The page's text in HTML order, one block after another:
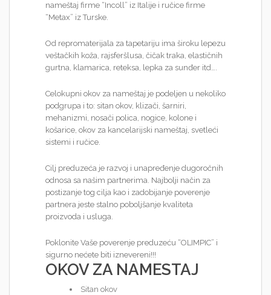
nameštaj firme “Incoll” iz Italije i ručice firme
“Metax” iz Turske.
Od repromaterijala za tapetariju ima široku lepezu
veštačkih koža, rajsferšlusa, čičak traka, elastičnih
gurtna, klamarica, reteksa, lepka za sunđer itd….
Celokupni okov za nameštaj je podeljen u nekoliko
podgrupa i to: sitan okov, klizači, šarniri,
mehanizmi, nosači polica, nogice, kolone i
košarice, okov za kancelarijski nameštaj, svetleći
sistemi i ručice.
Cilj preduzeća je razvoj i unapređenje dugoročnih
odnosa sa našim partnerima. Najbolji način za
postizanje tog cilja kao i zadobijanje poverenje
partnera jeste stalno poboljšanje kvaliteta
proizvoda i usluga.
Poklonite Vaše poverenje preduzeću “OLIMPIC” i
sigurno nećete biti iznevereni!!!
OKOV ZA NAMESTAJ
Sitan okov